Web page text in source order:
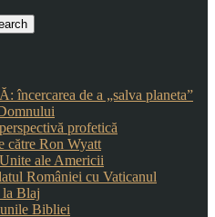
de a „salva planeta”
profetică
către Ron Wyatt
ale Americii
României cu Vaticanul
Blaj
Bibliei